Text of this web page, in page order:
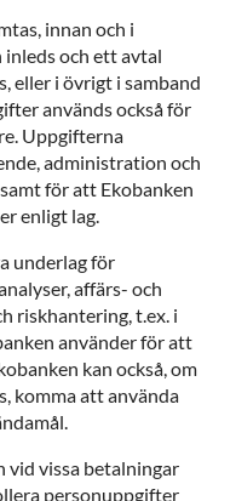
innan och i
och ett avtal
eller i övrigt i samband
används också för
Uppgifterna
administration och
för att Ekobanken
enligt lag.
underlag för
affärs- och
riskhantering, t.ex. i
använder för att
kan också, om
komma att använda
vid vissa betalningar
personuppgifter